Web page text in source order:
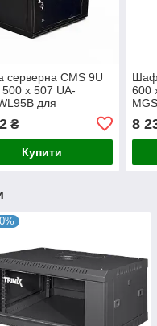
CMS 9U
x 507 UA-
для
обладнання
₴
Купити
600
8